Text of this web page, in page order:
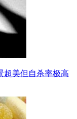
超美但自杀率极高